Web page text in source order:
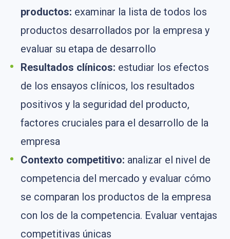
productos: examinar la lista de todos los
productos desarrollados por la empresa y
evaluar su etapa de desarrollo
Resultados clínicos: estudiar los efectos
de los ensayos clínicos, los resultados
positivos y la seguridad del producto,
factores cruciales para el desarrollo de la
empresa
Contexto competitivo: analizar el nivel de
competencia del mercado y evaluar cómo
se comparan los productos de la empresa
con los de la competencia. Evaluar ventajas
competitivas únicas